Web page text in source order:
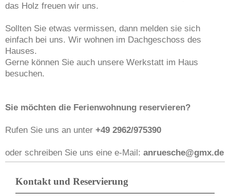
das Holz freuen wir uns.
Sollten Sie etwas vermissen, dann melden sie sich
einfach bei uns. Wir wohnen im Dachgeschoss des
Hauses.
Gerne können Sie auch unsere Werkstatt im Haus
besuchen.
Sie möchten die Ferienwohnung reservieren?
Rufen Sie uns an unter +49 2962/975390
oder schreiben Sie uns eine e-Mail: anruesche@gmx.de
Kontakt und Reservierung